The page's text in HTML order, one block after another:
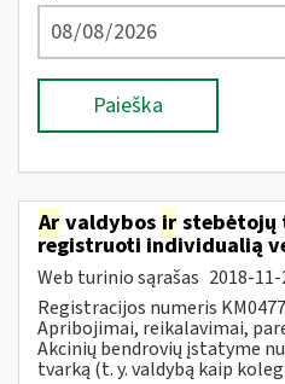
Paieška
Ar valdybos ir stebėtojų
registruoti individualią
Web turinio sąrašas 2018-
Registracijos numeris
Apribojimai, reikalavimai,
Akcinių bendrovių įstatyme
tvarką (t. y. valdybą kaip